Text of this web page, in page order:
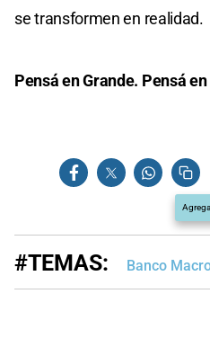
se transformen en realidad.
Pensá en Grande. Pensá
#TEMAS: Banco